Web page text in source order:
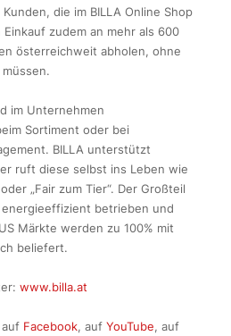
die im BILLA Online Shop
zudem an mehr als 600
österreichweit abholen, ohne
im Unternehmen
Sortiment oder bei
BILLA unterstützt
ruft diese selbst ins Leben wie
„Fair zum Tier“. Der Großteil
betrieben und
Märkte werden zu 100% mit
beliefert.
www.billa.at
auf Facebook, auf YouTube, auf